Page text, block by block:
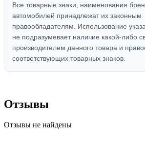
Все товарные знаки, наименования
автомобилей принадлежат их законным
правообладателям. Использование
не подразумевает наличие какой-либо
производителем данного товара и
соответствующих товарных знаков.
Отзывы
Отзывы не найдены